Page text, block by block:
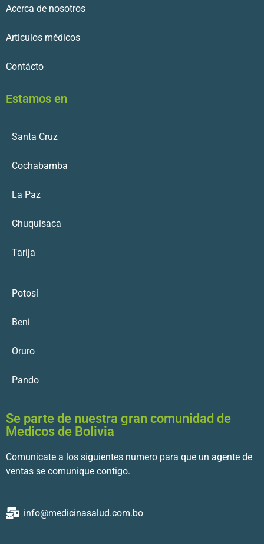
Acerca de nosotros
Articulos médicos
Contácto
Estamos en
Santa Cruz
Cochabamba
La Paz
Chuquisaca
Tarija
Potosí
Beni
Oruro
Pando
Se parte de nuestra gran comunidad de
Medicos de Bolivia
Comunicate a los siguientes numero para que un agente de
ventas se comunique contigo.
info@medicinasalud.com.bo